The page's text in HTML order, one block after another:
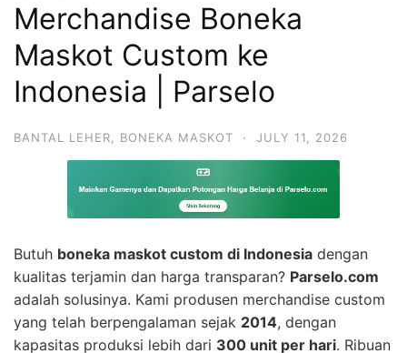
Merchandise Boneka
Maskot Custom ke
Indonesia | Parselo
BANTAL LEHER BONEKA MASKOT · JULY 11, 2026
Butuh boneka maskot custom di Indonesia dengan
kualitas terjamin dan harga transparan? Parselo.com
adalah solusinya. Kami produsen merchandise custom
yang telah berpengalaman sejak 2014, dengan
kapasitas produksi lebih dari 300 unit per hari. Ribuan